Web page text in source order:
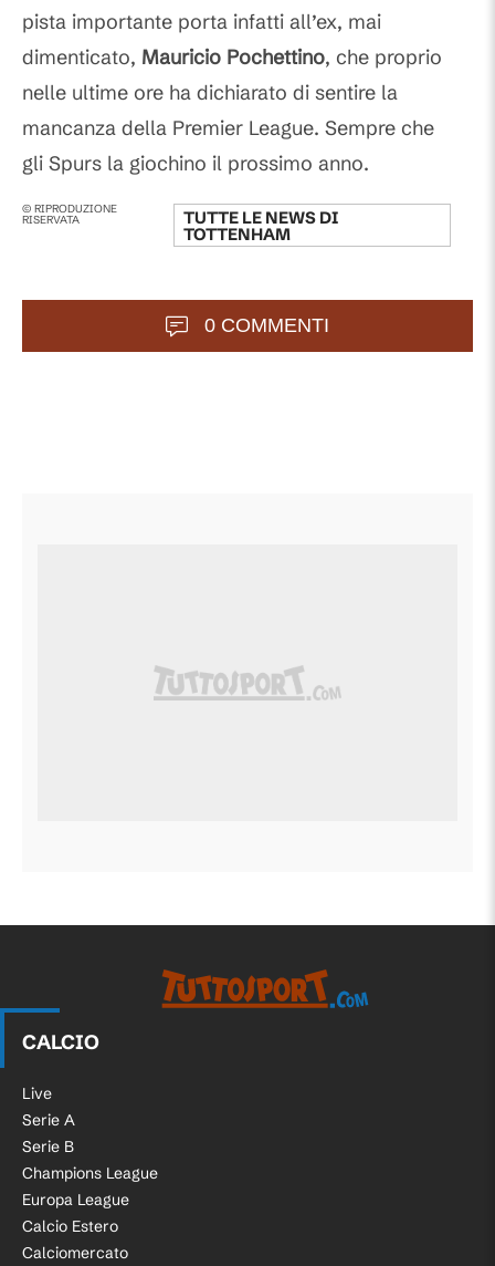
pista importante porta infatti all’ex, mai
dimenticato, Mauricio Pochettino, che proprio
nelle ultime ore ha dichiarato di sentire la
mancanza della Premier League. Sempre che
gli Spurs la giochino il prossimo anno.
© RIPRODUZIONE
RISERVATA TUTTE LE NEWS DI
TOTTENHAM
0 COMMENTI
CALCIO
Live
Serie A
Serie B
Champions League
Europa League
Calcio Estero
Calciomercato